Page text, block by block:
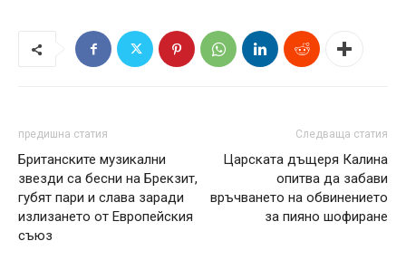
предишна статия
Британските музикални
звезди са бесни на Брекзит,
губят пари и слава заради
излизането от Европейския
съюз
Следваща статия
Царската дъщеря Калина
опитва да забави
връчването на обвинението
за пияно шофиране